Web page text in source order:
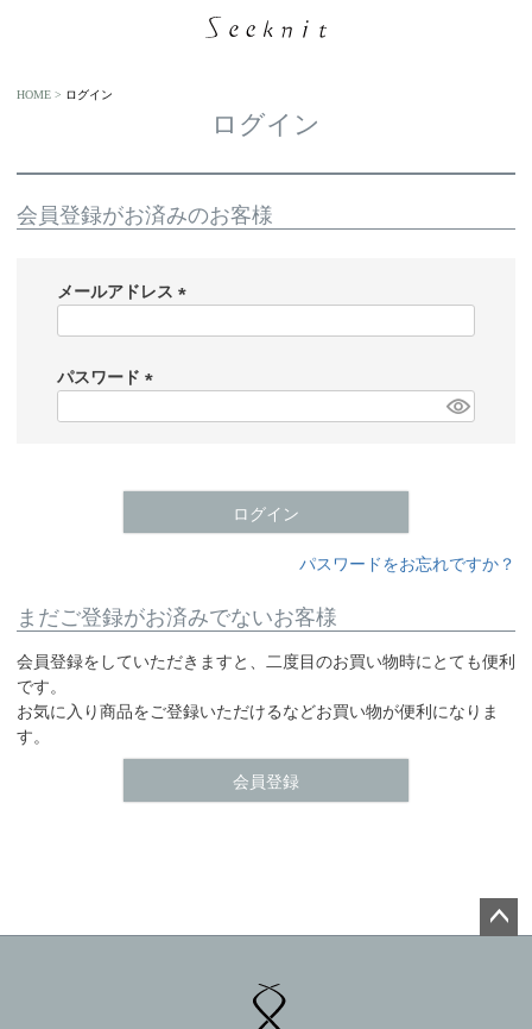
HOME ログイン
ログイン
会員登録がお済みのお客様
メールアドレス
)
パスワード
ログイン
パスワードをお忘れですか？
まだご登録がお済みでないお客様
会員登録をしていただきますと、二度目のお買い物時にとても便利
です。
お気に入り商品をご登録いただけるなどお買い物が便利になりま
す。
会員登録